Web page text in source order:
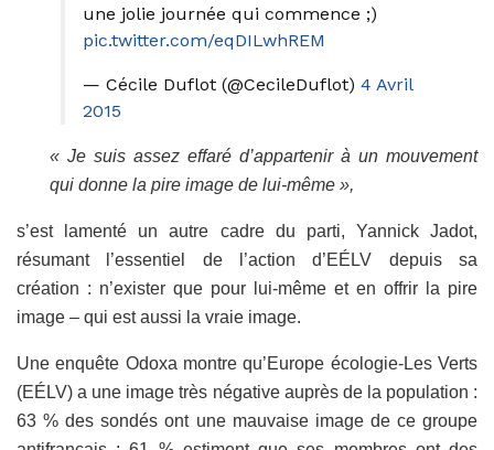
une jolie journée qui commence ;)
pic.twitter.com/eqDILwhREM
— Cécile Duflot (@CecileDuflot) 4 Avril
2015
« Je suis assez effaré d’appartenir à un mouvement
qui donne la pire image de lui-même »,
s’est lamenté un autre cadre du parti, Yannick Jadot,
résumant l’essentiel de l’action d’EÉLV depuis sa
création : n’exister que pour lui-même et en offrir la pire
image – qui est aussi la vraie image.
Une enquête Odoxa montre qu’Europe écologie-Les Verts
(EÉLV) a une image très négative auprès de la population :
63 %des sondés ont une mauvaise image de ce groupe